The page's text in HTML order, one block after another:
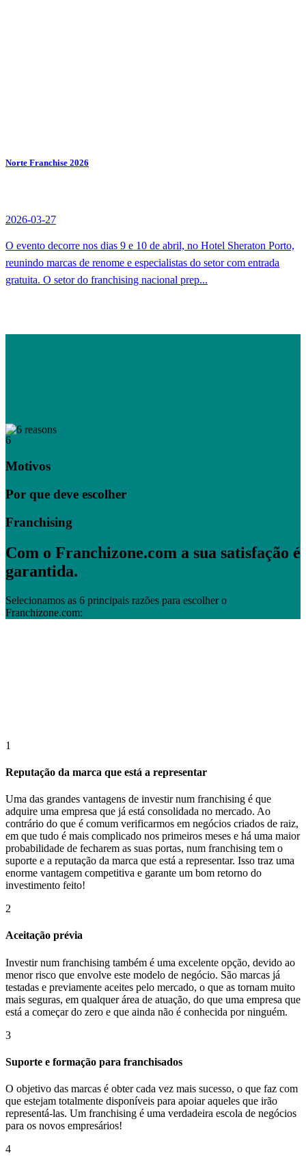
Norte Franchise 2026
2026-03-27
O evento decorre nos dias 9 e 10 de abril, no Hotel Sheraton Porto,
reunindo marcas de renome e especialistas do setor com entrada
gratuita. O setor do franchising nacional prep...
6
Motivos
Por que deve escolher
Franchising
Com o Franchizone.com a sua satisfação é
garantida.
Selecionamos as 6 principais razões para escolher o
Franchizone.com:
1
Reputação da marca que está a representar
Uma das grandes vantagens de investir num franchising é que
adquire uma empresa que já está consolidada no mercado. Ao
contrário do que é comum verificarmos em negócios criados de raiz,
em que tudo é mais complicado nos primeiros meses e há uma maior
probabilidade de fecharem as suas portas, num franchising tem o
suporte e a reputação da marca que está a representar. Isso traz uma
enorme vantagem competitiva e garante um bom retorno do
investimento feito!
2
Aceitação prévia
Investir num franchising também é uma excelente opção, devido ao
menor risco que envolve este modelo de negócio. São marcas já
testadas e previamente aceites pelo mercado, o que as tornam muito
mais seguras, em qualquer área de atuação, do que uma empresa que
está a começar do zero e que ainda não é conhecida por ninguém.
3
Suporte e formação para franchisados
O objetivo das marcas é obter cada vez mais sucesso, o que faz com
que estejam totalmente disponíveis para apoiar aqueles que irão
representá-las. Um franchising é uma verdadeira escola de negócios
para os novos empresários!
4